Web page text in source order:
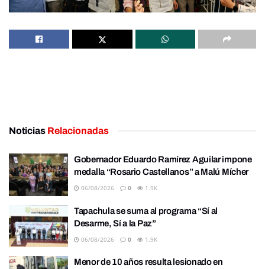
Noticias Relacionadas
Gobernador Eduardo Ramírez Aguilar impone
medalla “Rosario Castellanos” a Malú Mícher
06/08/2026 0 1.9K
Tapachula se suma al programa “Sí al
Desarme, Sí a la Paz”
06/08/2026 0 1.9K
Menor de 10 años resulta lesionado en